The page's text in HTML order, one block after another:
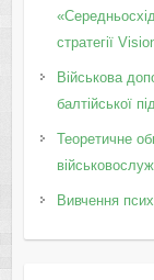
стратегії
Військова
балтійської
Теоретичне
Вивчення